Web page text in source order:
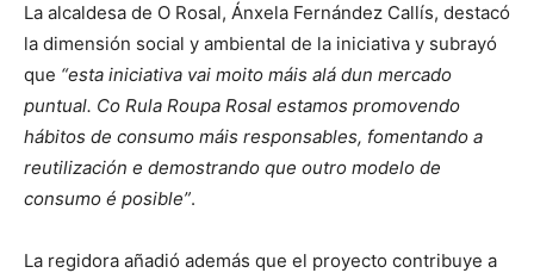
La alcaldesa de O Rosal, Ánxela Fernández Callís, destacó
la dimensión social y ambiental de la iniciativa y subrayó
que “esta iniciativa vai moito máis alá dun mercado
puntual. Co Rula Roupa Rosal estamos promovendo
hábitos de consumo máis responsables, fomentando a
reutilización e demostrando que outro modelo de
consumo é posible”.
La regidora añadió además que el proyecto contribuye a